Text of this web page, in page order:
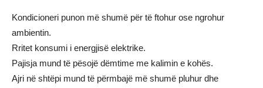
Kondicioneri punon më shumë për të ftohur ose ngrohur
ambientin.
Rritet konsumi i energjisë elektrike.
Pajisja mund të pësojë dëmtime me kalimin e kohës.
Ajri në shtëpi mund të përmbajë më shumë pluhur dhe